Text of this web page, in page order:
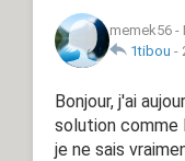
memek56 -
1tibou -
Bonjour, j'ai
solution comme
je ne sais